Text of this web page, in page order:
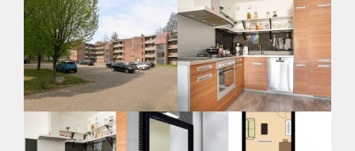
Huurtoeslag
Mogelijk
Inkomen eis
N.V.T.
Huurtermijn
Onbepaalde termijn
Oplevering